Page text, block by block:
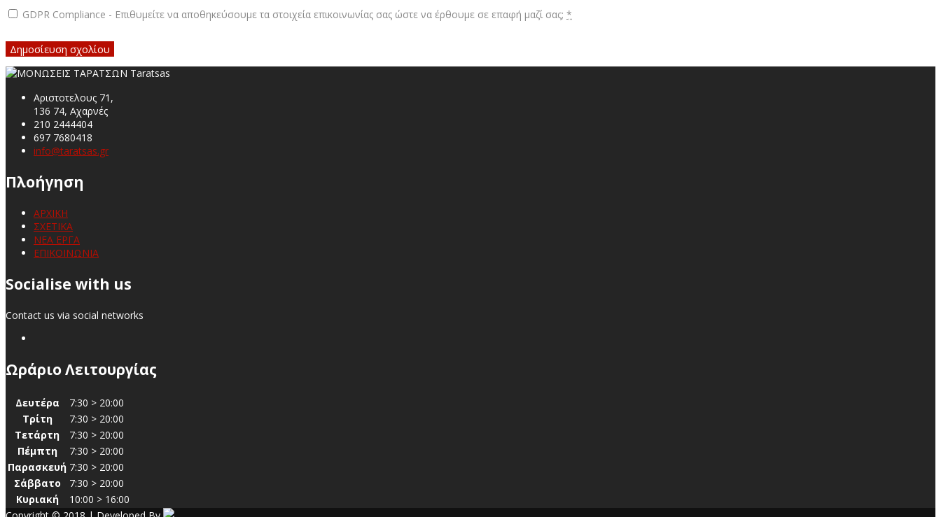
GDPR Compliance - Επιθυμείτε να αποθηκεύσουμε τα στοιχεία επικοινωνίας σας ώστε να έρθουμε σε επαφή μαζί σας; *
Αριστοτελους 71,
136 74, Αχαρνές
210 2444404
697 7680418
info@taratsas.gr
Πλοήγηση
ΑΡΧΙΚΗ
ΣΧΕΤΙΚΑ
ΝΕΑ ΕΡΓΑ
ΕΠΙΚΟΙΝΩΝΙΑ
Socialise with us
Contact us via social networks
Ωράριο Λειτουργίας
Δευτέρα
7:30 > 20:00
Τρίτη
7:30 > 20:00
Τετάρτη
7:30 > 20:00
Πέμπτη
7:30 > 20:00
Παρασκευή 7:30 > 20:00
Σάββατο
7:30 > 20:00
Κυριακή
10:00 > 16:00